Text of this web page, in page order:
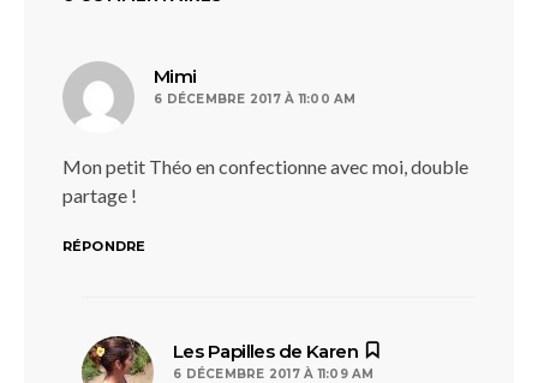
Mimi
6 DÉCEMBRE 2017 À 11:00 AM
Mon petit Théo en confectionne avec moi, double
partage !
RÉPONDRE
Les Papilles de Karen
6 DÉCEMBRE 2017 À 11:09 AM